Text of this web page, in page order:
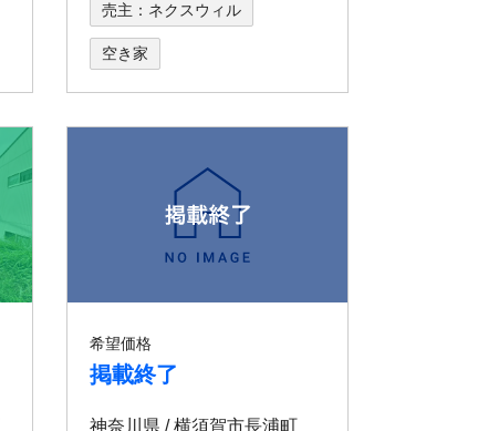
売主：ネクスウィル
空き家
希望価格
掲載終了
神奈川県 / 横須賀市長浦町